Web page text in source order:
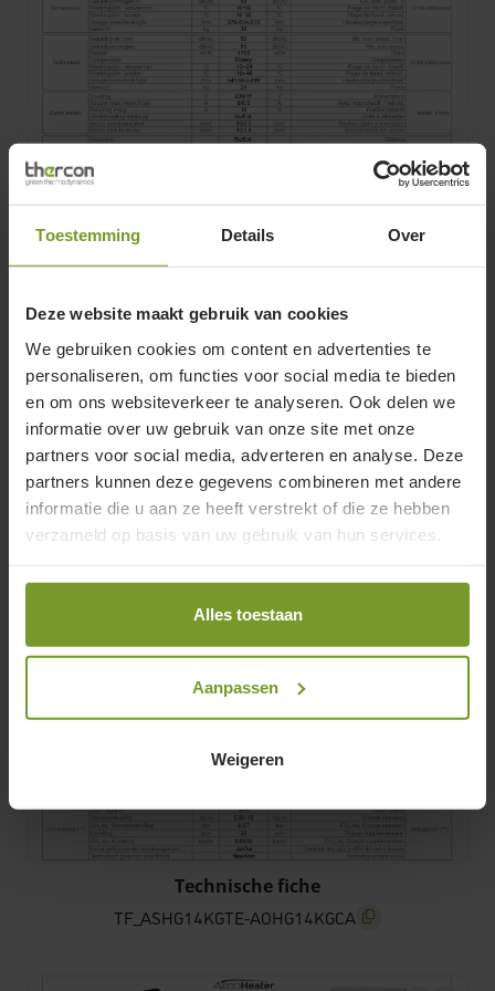
Toestemming Details Over
Deze website maakt gebruik van cookies
We gebruiken cookies om content en advertenties te
personaliseren, om functies voor social media te bieden
en om ons websiteverkeer te analyseren. Ook delen we
informatie over uw gebruik van onze site met onze
partners voor social media, adverteren en analyse. Deze
partners kunnen deze gegevens combineren met andere
informatie die u aan ze heeft verstrekt of die ze hebben
verzameld op basis van uw gebruik van hun services.
Alles toestaan
Aanpassen
Weigeren
TF_ASHG12KMCE (ASC)_AOHG12KMCC
TF_ASHG12KMCE (ASC)_AOHG12KMCC
TF_ASHG14KGTE-AOHG14KGCA
TF_ASHG14KGTE-AOHG14KGCA screenreader.copy
Technische fiche